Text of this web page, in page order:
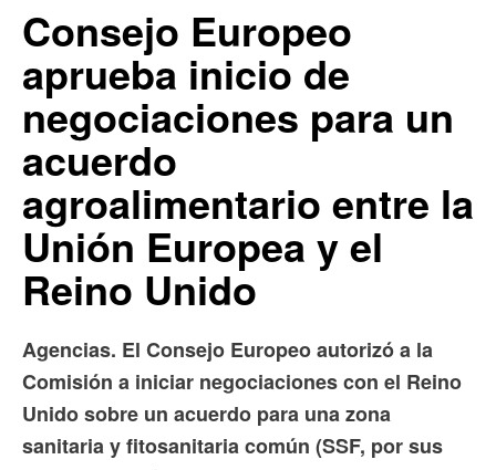
Consejo Europeo
aprueba inicio de
negociaciones para un
acuerdo
agroalimentario entre la
Unión Europea y el
Reino Unido
Agencias. El Consejo Europeo autorizó a la
Comisión a iniciar negociaciones con el Reino
Unido sobre un acuerdo para una zona
sanitaria y fitosanitaria común (SSF, por sus